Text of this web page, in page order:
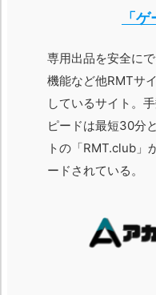
「
専用出品を安全に
機能など他RMTサ
しているサイト。
ピードは最短30分
トの「RMT.club」
ードされている。